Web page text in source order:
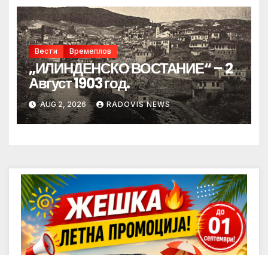
Вести Времеплов
„ИЛИНДЕНСКО ВОСТАНИЕ“ – 2
Август 1903 год.
AUG 2, 2026 RADOVIS NEWS